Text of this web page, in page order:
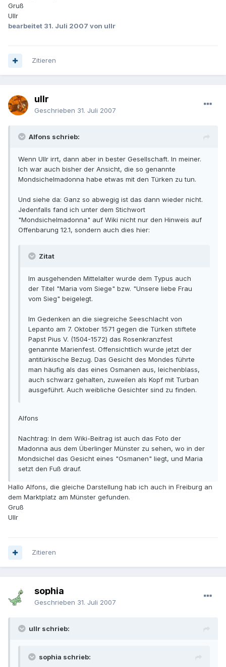
Gruß
Ullr
bearbeitet 31. Juli 2007 von ullr
Zitieren
ullr
Geschrieben 31. Juli 2007
Alfons schrieb:
Wenn Ullr irrt, dann aber in bester Gesellschaft. In meiner.
Ich war auch bisher der Ansicht, die so genannte
Mondsichelmadonna habe etwas mit den Türken zu tun.
Und siehe da: Ganz so abwegig ist das dann wieder nicht.
Jedenfalls fand ich unter dem Stichwort
"Mondsichelmadonna" auf Wiki nicht nur den Hinweis auf
Offenbarung 12.1, sondern auch dies hier:
Zitat
Im ausgehenden Mittelalter wurde dem Typus auch
der Titel "Maria vom Siege" bzw. "Unsere liebe Frau
vom Sieg" beigelegt.
Im Gedenken an die siegreiche Seeschlacht von
Lepanto am 7. Oktober 1571 gegen die Türken stiftete
Papst Pius V. (1504-1572) das Rosenkranzfest
genannte Marienfest. Offensichtlich wurde jetzt der
antitürkische Bezug. Das Gesicht des Mondes führte
man häufig als das eines Osmanen aus, leichenblass,
auch schwarz gehalten, zuweilen als Kopf mit Turban
ausgeführt. Auch weibliche Gesichter sind zu finden.
Alfons
Nachtrag: In dem Wiki-Beitrag ist auch das Foto der
Madonna aus dem Überlinger Münster zu sehen, wo in der
Mondsichel das Gesicht eines "Osmanen" liegt, und Maria
setzt den Fuß drauf.
Hallo Alfons, die gleiche Darstellung hab ich auch in Freiburg an
dem Marktplatz am Münster gefunden.
Gruß
Ullr
Zitieren
sophia
Geschrieben 31. Juli 2007
ullr schrieb:
sophia schrieb: